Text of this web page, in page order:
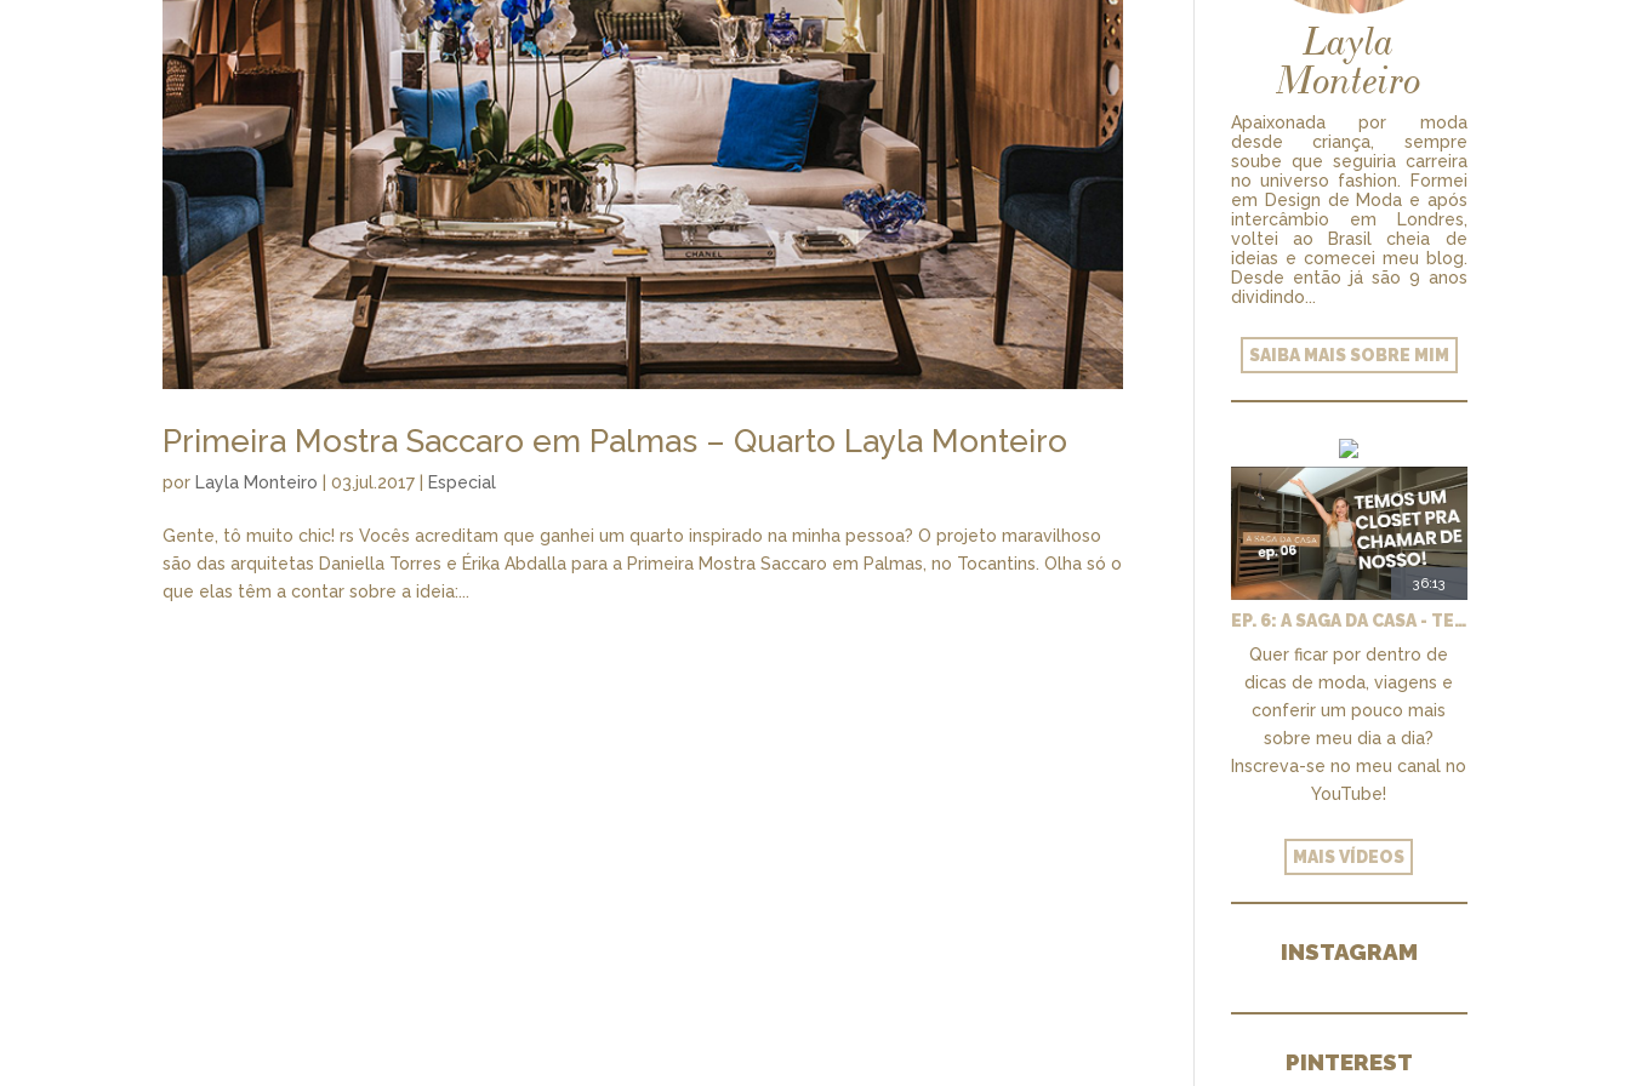
Primeira Mostra Saccaro em Palmas – Quarto Layla Monteiro
porLayla Monteiro |03.jul.2017 |Especial
Gente, tô muito chic! rs Vocês acreditam que ganhei um quarto inspirado na minha pessoa? O projeto maravilhoso
são das arquitetas Daniella Torres e Érika Abdalla para a Primeira Mostra Saccaro em Palmas, no Tocantins. Olha só o
que elas têm a contar sobre a ideia:...
Layla
Monteiro
Apaixonada por moda
desde criança, sempre
soube que seguiria carreira
no universo fashion. Formei
em Design de Moda e após
intercâmbio em Londres,
voltei ao Brasil cheia de
ideias e comecei meu blog.
Desde então já são 9 anos
dividindo...
SAIBA MAIS SOBRE MIM
36:13
EP. 6: A SAGA DA CASA - TEMOS UM CLOSET PRA CHAMAR DE NOSSO + MARCENARIA E PAISAGISMO
Quer ficar por dentro de
dicas de moda, viagens e
conferir um pouco mais
sobre meu dia a dia?
Inscreva-se no meu canal no
YouTube!
MAIS VÍDEOS
INSTAGRAM
PINTEREST